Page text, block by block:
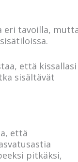
eri tavoilla,
että kissallasi
sisältävät
että
pitkäksi,